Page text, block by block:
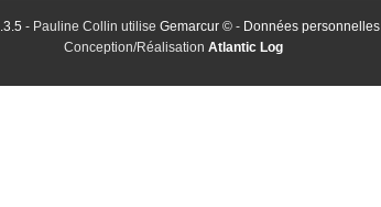
- Pauline Collin utilise Gemarcur © - Données personnelles
Conception/Réalisation Atlantic Log